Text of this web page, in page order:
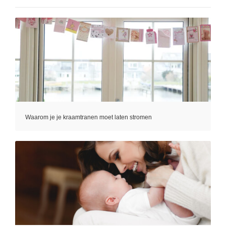
Waarom je je kraamtranen moet laten stromen